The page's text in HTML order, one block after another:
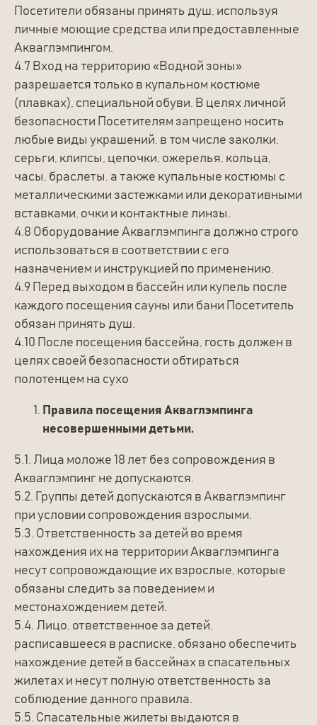
Посетители обязаны принять душ, используя
личные моющие средства или предоставленные
Акваглэмпингом.
4.7 Вход на территорию «Водной зоны»
разрешается только в купальном костюме
(плавках), специальной обуви. В целях личной
безопасности Посетителям запрещено носить
любые виды украшений, в том числе заколки,
серьги, клипсы, цепочки, ожерелья, кольца,
часы, браслеты, а также купальные костюмы с
металлическими застежками или декоративными
вставками, очки и контактные линзы.
4.8 Оборудование Акваглэмпинга должно строго
использоваться в соответствии с его
назначением и инструкцией по применению.
4.9 Перед выходом в бассейн или купель после
каждого посещения сауны или бани Посетитель
обязан принять душ.
4.10 После посещения бассейна, гость должен в
целях своей безопасности обтираться
полотенцем на сухо
Правила посещения Акваглэмпинга
несовершенными детьми.
5.1. Лица моложе 18 лет без сопровождения в
Акваглэмпинг не допускаются.
5.2. Группы детей допускаются в Акваглэмпинг
при условии сопровождения взрослыми.
5.3. Ответственность за детей во время
нахождения их на территории Акваглэмпинга
несут сопровождающие их взрослые, которые
обязаны следить за поведением и
местонахождением детей.
5.4. Лицо, ответственное за детей,
расписавшееся в расписке, обязано обеспечить
нахождение детей в бассейнах в спасательных
жилетах и несут полную ответственность за
соблюдение данного правила.
5.5. Спасательные жилеты выдаются в